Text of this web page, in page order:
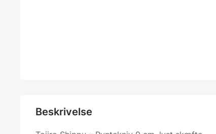
Beskrivelse